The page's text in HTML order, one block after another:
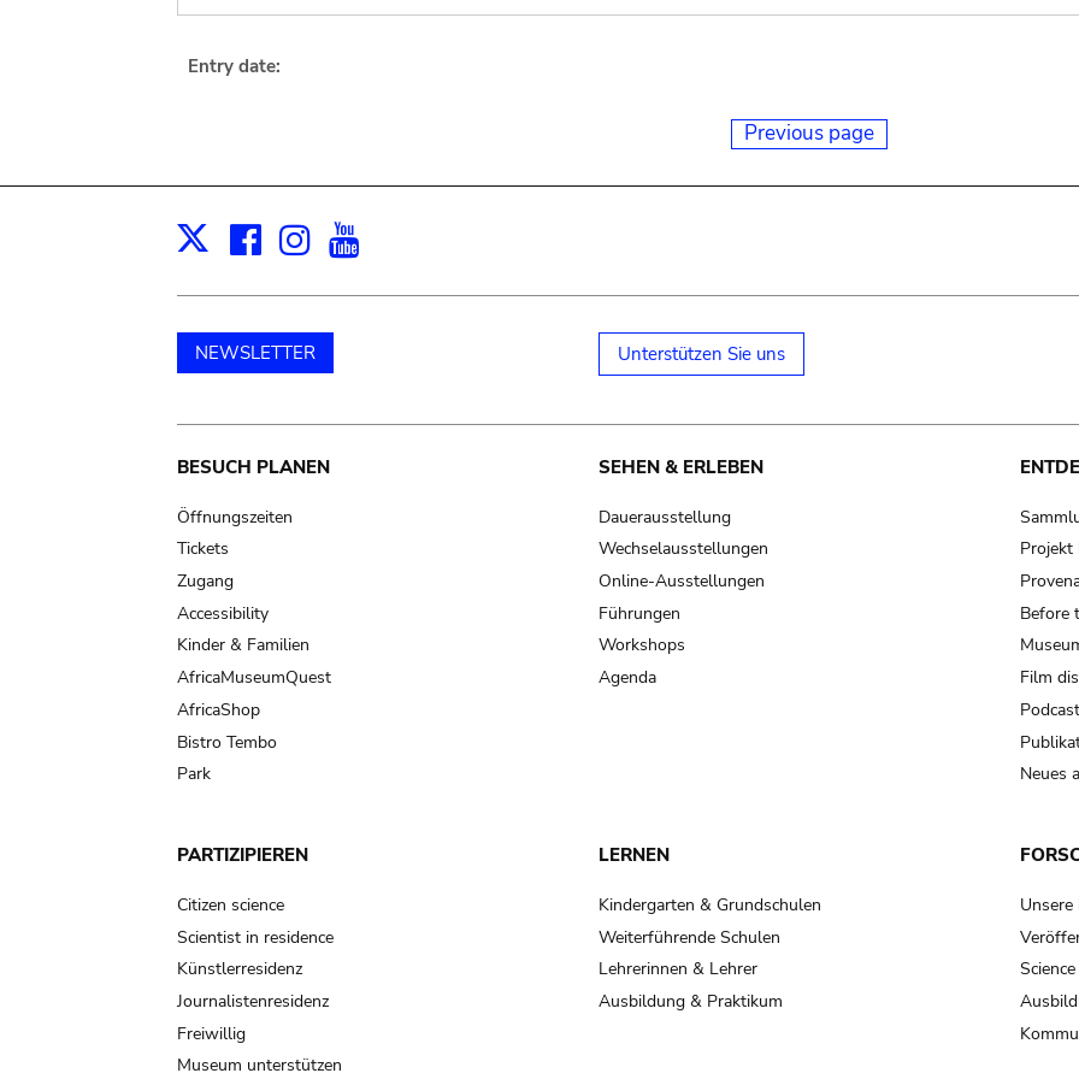
Entry date:
Previous page
X Facebook
Instagram
NEWSLETTER Unterstützen Sie uns
Main
navigation
BESUCH PLANEN
Öffnungszeiten
Tickets
Zugang
Accessibility
Kinder & Familien
AfricaMuseumQuest
AfricaShop
Bistro Tembo
Park
SEHEN & ERLEBEN
Dauerausstellung
Wechselausstellungen
Online-Ausstellungen
Führungen
Workshops
Agenda
Projekt
Before
Film
Neues
PARTIZIPIEREN
Citizen science
Scientist in residence
Künstlerresidenz
Journalistenresidenz
Freiwillig
Museum unterstützen
LERNEN
Kindergarten & Grundschulen
Weiterführende Schulen
Lehrerinnen & Lehrer
Ausbildung & Praktikum